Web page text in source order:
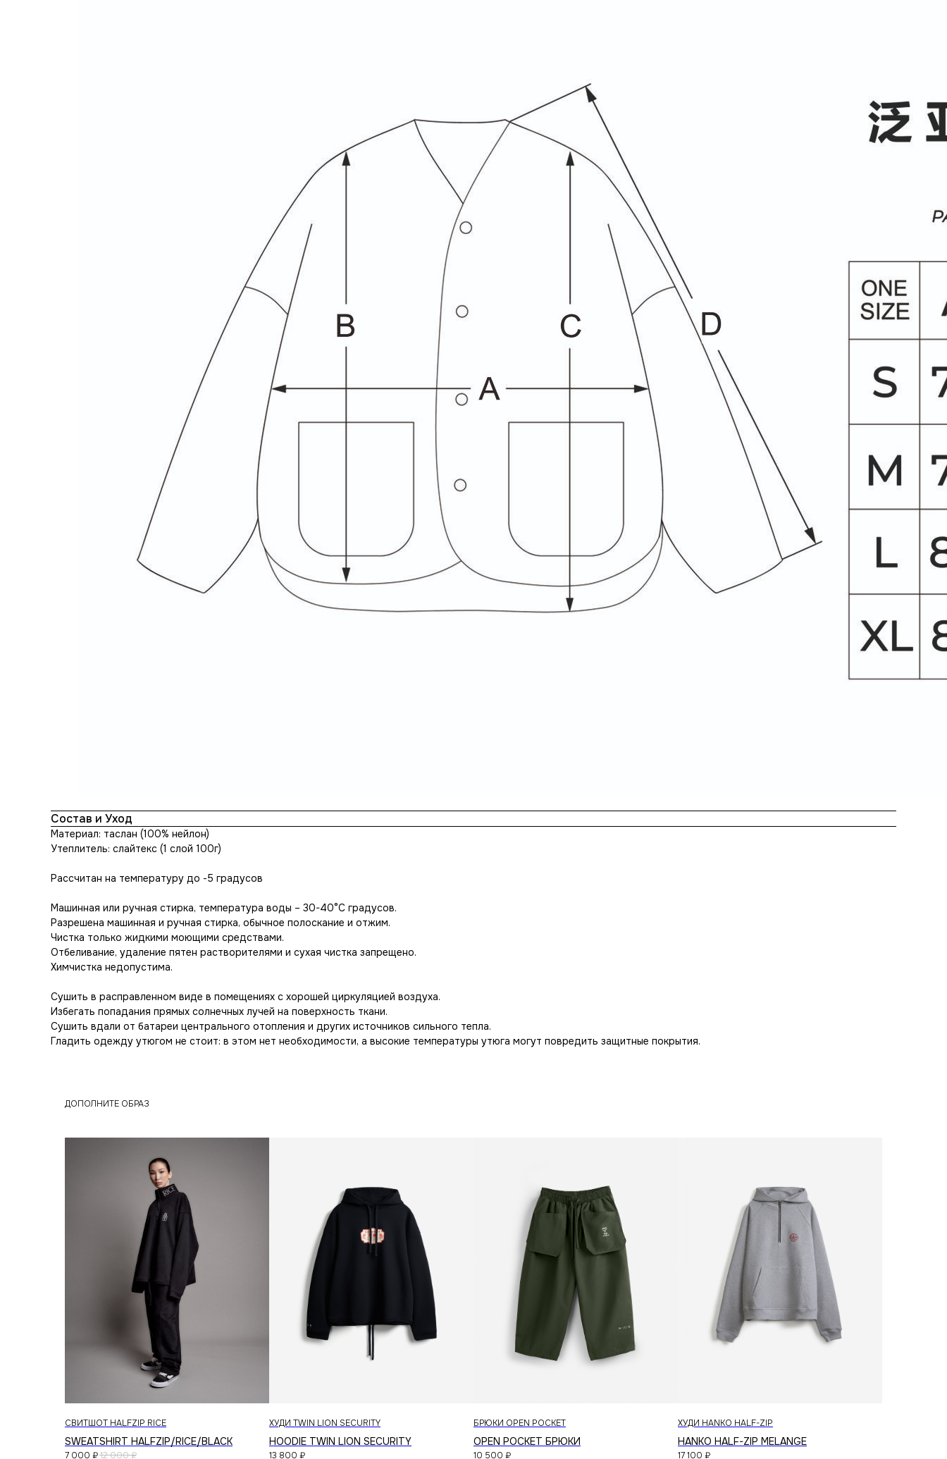
Состав и Уход
Материал: таслан (100% нейлон)
Утеплитель: слайтекс (1 слой 100г)
Рассчитан на температуру до -5 градусов
Машинная или ручная стирка, температура воды – 30-40°С градусов.
Разрешена машинная и ручная стирка, обычное полоскание и отжим.
Чистка только жидкими моющими средствами.
Отбеливание, удаление пятен растворителями и сухая чистка запрещено.
Химчистка недопустима.
Сушить в расправленном виде в помещениях с хорошей циркуляцией воздуха.
Избегать попадания прямых солнечных лучей на поверхность ткани.
Сушить вдали от батареи центрального отопления и других источников сильного тепла.
Гладить одежду утюгом не стоит: в этом нет необходимости, а высокие температуры утюга могут повредить защитные покрытия.
ДОПОЛНИТЕ ОБРАЗ
СВИТШОТ HALFZIP RICE
SWEATSHIRT HALFZIP/RICE/BLACK
7 000 ₽12 000₽
ХУДИ TWIN LION SECURITY
HOODIE TWIN LION SECURITY
13 800 ₽
БРЮКИ OPEN POCKET
OPEN POCKET БРЮКИ
10 500 ₽
ХУДИ HANKO HALF-ZIP
HANKO HALF-ZIP MELANGE
17 100 ₽
доставка
контакты
telegram